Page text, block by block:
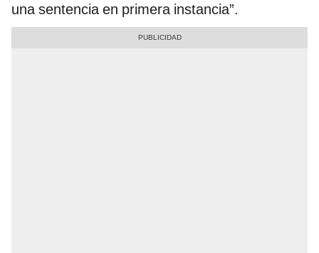
una sentencia en primera instancia”.